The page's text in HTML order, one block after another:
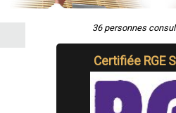
36 personnes
Certifiée RGE